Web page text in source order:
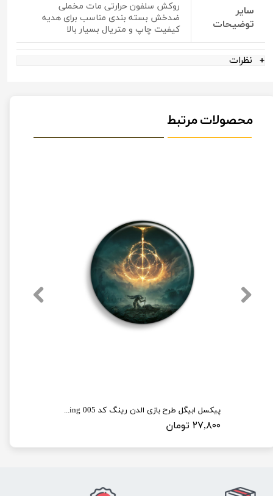
سایر
توضیحات
روکش سلفون حرارتی مات مخملی
ضدخش بسته بندی مناسب برای هدیه
کیفیت چاپ و متریال بسیار بالا
نظرات
محصولات مرتبط
پیکسل ابیگل طرح بازی الدن رینگ کد elden ring 005
۲۷,۸۰۰ تومان